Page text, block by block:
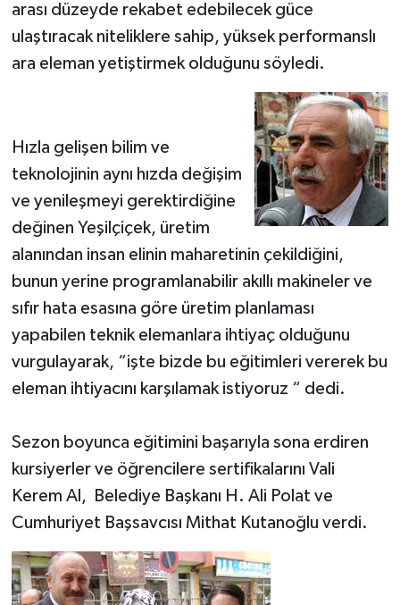
arası düzeyde rekabet edebilecek güce
ulaştıracak niteliklere sahip, yüksek performanslı
ara eleman yetiştirmek olduğunu söyledi.
Hızla gelişen bilim ve
teknolojinin aynı hızda değişim
ve yenileşmeyi gerektirdiğine
değinen Yeşilçiçek, üretim
alanından insan elinin maharetinin çekildiğini,
bunun yerine programlanabilir akıllı makineler ve
sıfır hata esasına göre üretim planlaması
yapabilen teknik elemanlara ihtiyaç olduğunu
vurgulayarak, “işte bizde bu eğitimleri vererek bu
eleman ihtiyacını karşılamak istiyoruz “ dedi.
Sezon boyunca eğitimini başarıyla sona erdiren
kursiyerler ve öğrencilere sertifikalarını Vali
Kerem Al, Belediye Başkanı H. Ali Polat ve
Cumhuriyet Başsavcısı Mithat Kutanoğlu verdi.